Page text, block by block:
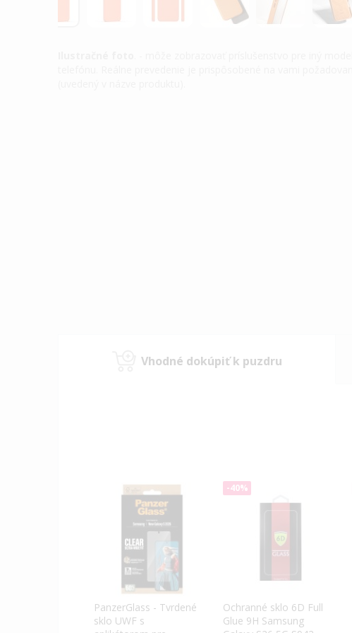
Vhodné dokúpiť k puzdru
PanzerGlass - Tvrdené
sklo UWF s
-40%
Ochranné sklo 6D Full
Glue 9H Samsung